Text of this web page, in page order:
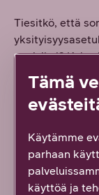
Tiesitkö, että
sopiviksi?
jonka pääset
sinusta kaiken,
Lisäksi
somealustojen
lukemaan
niin korkeat
Tämä
Käytämme
parhaan
käyttöä ja